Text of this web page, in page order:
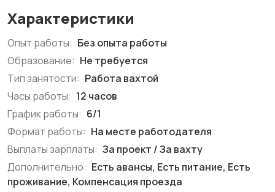
Характеристики
Опыт работы: Без опыта работы
Образование: Не требуется
Тип занятости: Работа вахтой
Часы работы: 12 часов
График работы: 6/1
Формат работы: На месте работодателя
Выплаты зарплаты: За проект / За вахту
Дополнительно: Есть авансы, Есть питание, Есть
проживание, Компенсация проезда